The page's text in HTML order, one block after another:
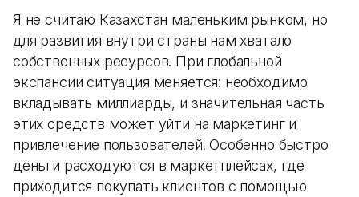
Я не считаю Казахстан маленьким рынком, но
для развития внутри страны нам хватало
собственных ресурсов. При глобальной
экспансии ситуация меняется: необходимо
вкладывать миллиарды, и значительная часть
этих средств может уйти на маркетинг и
привлечение пользователей. Особенно быстро
деньги расходуются в маркетплейсах, где
приходится покупать клиентов с помощью